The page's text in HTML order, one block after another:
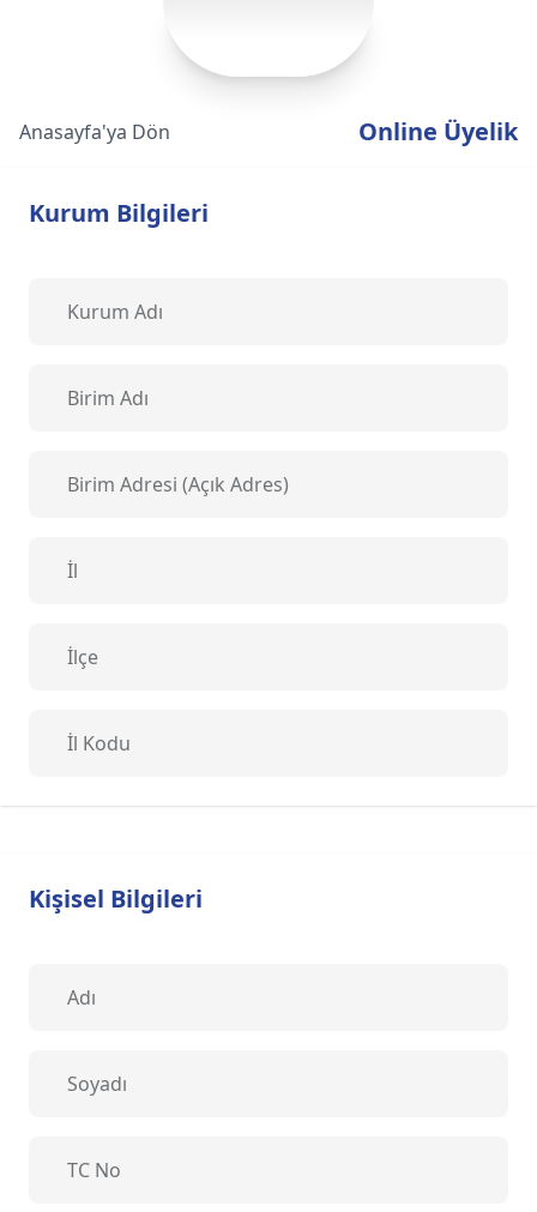
Anasayfa'ya Dön Online Üyelik
Kurum Bilgileri
Kişisel Bilgileri